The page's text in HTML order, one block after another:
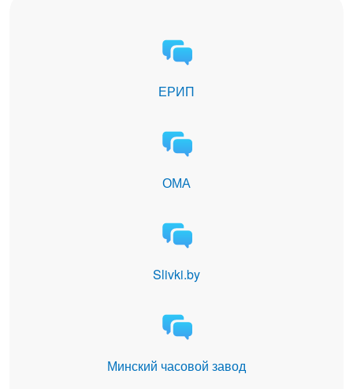
ЕРИП
ОМА
Slivki.by
Минский часовой завод